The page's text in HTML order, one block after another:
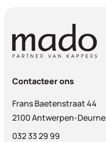
Contacteer ons
Frans Baetenstraat 44
2100 Antwerpen-Deurne
032 33 29 99